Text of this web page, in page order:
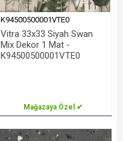
K94500500001VTE0
Vitra 33x33 Siyah Swan
Mix Dekor 1 Mat -
K94500500001VTE0
Mağazaya Özel ✔